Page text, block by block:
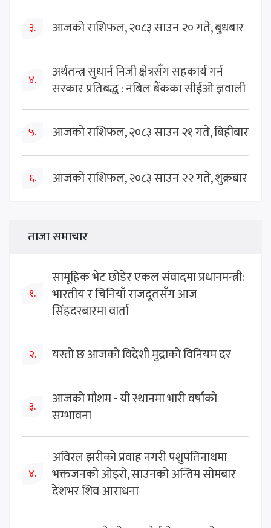
३. आजको राशिफल, २०८३ साउन २० गते, बुधबार
४.
अर्थतन्त्र सुधार्न निजी क्षेत्रसँग सहकार्य गर्न
सरकार प्रतिबद्ध : नबिल बैंकका सीईओ ज्ञवाली
५. आजको राशिफल, २०८३ साउन २१ गते, बिहीबार
६. आजको राशिफल, २०८३ साउन २२ गते, शुक्रबार
ताजा समाचार
१.
सामूहिक भेट छोडेर एकल संवादमा प्रधानमन्त्री:
भारतीय र चिनियाँ राजदूतसँग आज
सिंहदरबारमा वार्ता
२. यस्तो छ आजको विदेशी मुद्राको विनियम दर
३.
आजको मौशम - यी स्थानमा भारी वर्षाको
सम्भावना
४.
अविरल झरीको प्रवाह नगरी पशुपतिनाथमा
भक्तजनको ओइरो, साउनको अन्तिम सोमबार
देशभर शिव आराधना